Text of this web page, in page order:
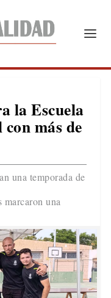
la Escuela
más de
una temporada de
marcaron una